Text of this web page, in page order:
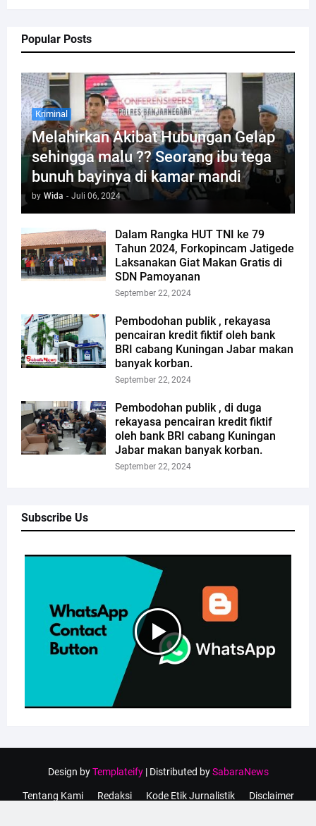
Popular Posts
Kriminal
Melahirkan Akibat Hubungan Gelap
sehingga malu ?? Seorang ibu tega
bunuh bayinya di kamar mandi
by Wida - Juli 06, 2024
Dalam Rangka HUT TNI ke 79
Tahun 2024, Forkopincam Jatigede
Laksanakan Giat Makan Gratis di
SDN Pamoyanan
September 22, 2024
Pembodohan publik , rekayasa
pencairan kredit fiktif oleh bank
BRI cabang Kuningan Jabar makan
banyak korban.
September 22, 2024
Pembodohan publik , di duga
rekayasa pencairan kredit fiktif
oleh bank BRI cabang Kuningan
Jabar makan banyak korban.
September 22, 2024
Subscribe Us
Design byTemplateify| Distributed bySabaraNews
Tentang Kami Redaksi Kode Etik Jurnalistik
Disclaimer